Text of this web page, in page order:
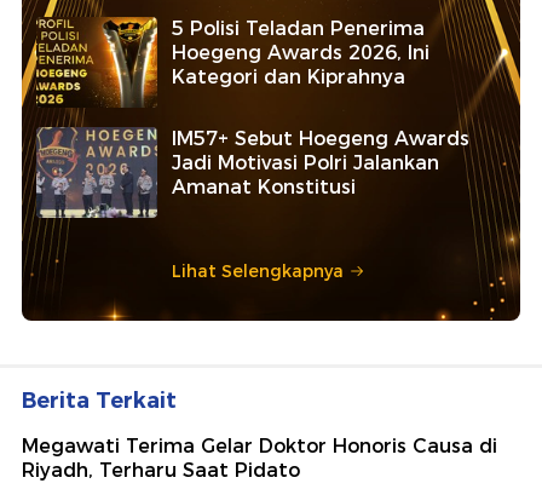
5 Polisi Teladan Penerima
Hoegeng Awards 2026, Ini
Kategori dan Kiprahnya
IM57+ Sebut Hoegeng Awards
Jadi Motivasi Polri Jalankan
Amanat Konstitusi
Lihat Selengkapnya
Berita Terkait
Megawati Terima Gelar Doktor Honoris Causa di
Riyadh, Terharu Saat Pidato